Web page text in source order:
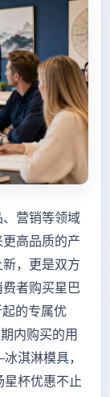
营销等领域
高品质的产
，更是双方
者购买星巴
的专属优
内购买的用
淇淋模具，
星杯优惠不止